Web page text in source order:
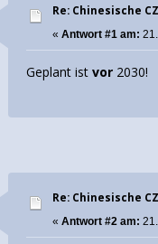
Re: Chinesische
«Antwort #1 am:
Geplant istvor 2030!
Re: Chinesische
«Antwort #2 am: